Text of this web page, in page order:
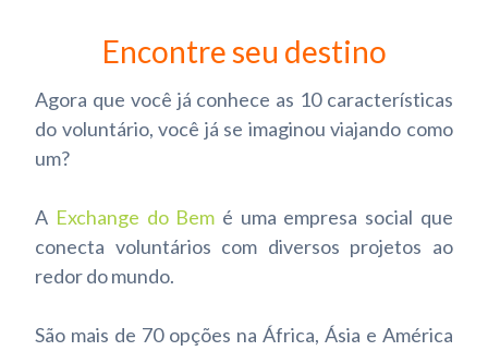
Encontre seu destino
Agora que você já conhece as 10 características
do voluntário, você já se imaginou viajando como
um?
A Exchange do Bem é uma empresa social que
conecta voluntários com diversos projetos ao
redor do mundo.
São mais de 70 opções na África, Ásia e América